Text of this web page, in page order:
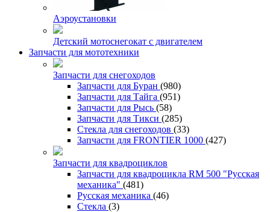
Аэроустановки
Детский мотоснегокат с двигателем
Запчасти для мототехники
Запчасти для снегоходов
Запчасти для Буран (980)
Запчасти для Тайга (951)
Запчасти для Рысь (58)
Запчасти для Тикси (285)
Стекла для снегоходов (33)
Запчасти для FRONTIER 1000 (427)
Запчасти для квадроциклов
Запчасти для квадроцикла RM 500 "Русская
механика" (481)
Русская механика (46)
Стекла (3)